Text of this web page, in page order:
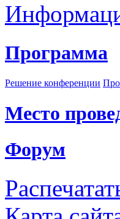
Программа
Решение конференции
Место
Форум